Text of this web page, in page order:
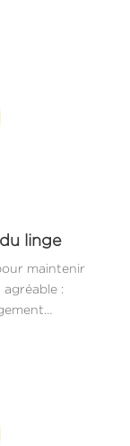
linge
maintenir
: